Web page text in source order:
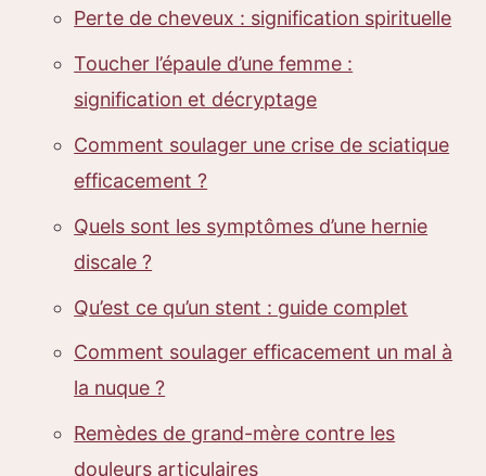
Perte de cheveux : signification spirituelle
Toucher l’épaule d’une femme :
signification et décryptage
Comment soulager une crise de sciatique
efficacement ?
Quels sont les symptômes d’une hernie
discale ?
Qu’est ce qu’un stent : guide complet
Comment soulager efficacement un mal à
la nuque ?
Remèdes de grand-mère contre les
douleurs articulaires